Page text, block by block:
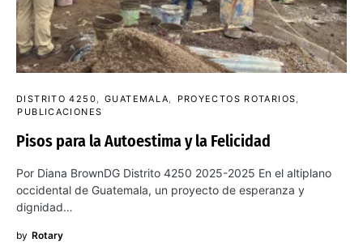
DISTRITO 4250 GUATEMALA
PROYECTOS ROTARIOS
PUBLICACIONES
Pisos para la Autoestima y la Felicidad
Por Diana BrownDG Distrito 4250 2025-2025 En el altiplano
occidental de Guatemala, un proyecto de esperanza y
dignidad…
by Rotary